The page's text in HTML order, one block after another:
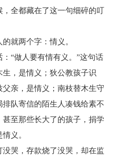
全都藏在了这一句细碎的叮
就两个字：情义。
“做人要有情有义。”这句话
，是情义；狄公教孩子识
亲，是情义；南枝替木生守
队寄信的陌生人凑钱给素不
至那些长大了的孩子，捐学
义。
哭，存款烧了没哭，却在监